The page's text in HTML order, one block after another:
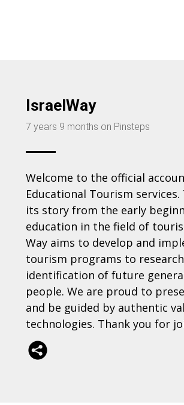
IsraelWay
7 years 9 months on Pinsteps
Welcome to the official
Educational Tourism
its story from the early
education in the field of
Way aims to develop and
tourism programs to
identification of future
people. We are proud to
and be guided by authentic
technologies. Thank you for